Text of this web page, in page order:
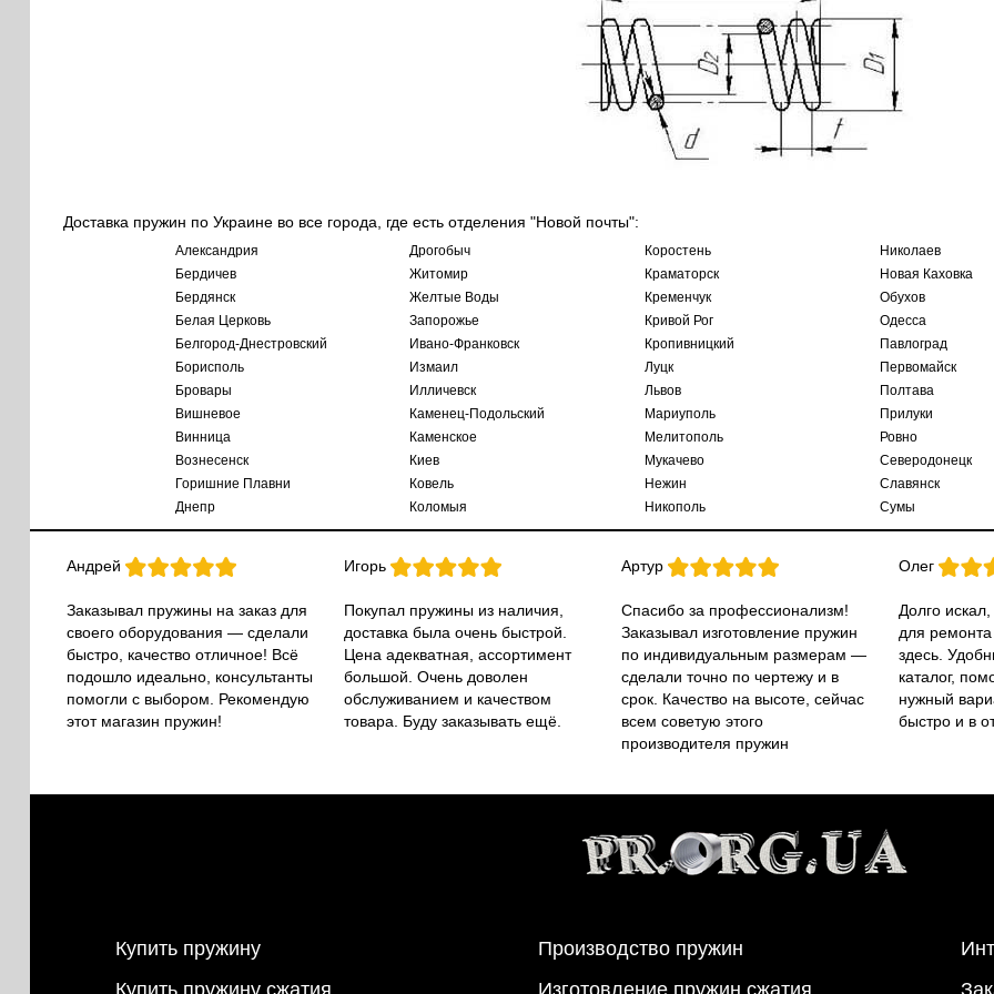
Доставка пружин по Украине во все города, где есть отделения "Новой почты":
Александрия
Бердичев
Бердянск
Белая Церковь
Белгород-Днестровский
Борисполь
Бровары
Вишневое
Винница
Вознесенск
Горишние Плавни
Днепр
Дрогобыч
Житомир
Желтые Воды
Запорожье
Ивано-Франковск
Измаил
Илличевск
Каменец-Подольский
Каменское
Киев
Ковель
Коломыя
Коростень
Краматорск
Кременчук
Кривой Рог
Кропивницкий
Луцк
Львов
Мариуполь
Мелитополь
Мукачево
Нежин
Никополь
Николаев
Новая Каховка
Обухов
Одесса
Павлоград
Первомайск
Полтава
Прилуки
Ровно
Северодонецк
Славянск
Сумы
Андрей
Заказывал пружины на заказ для
своего оборудования — сделали
быстро, качество отличное! Всё
подошло идеально, консультанты
помогли с выбором. Рекомендую
этот магазин пружин!
Игорь
Покупал пружины из наличия,
доставка была очень быстрой.
Цена адекватная, ассортимент
большой. Очень доволен
обслуживанием и качеством
товара. Буду заказывать ещё.
Артур
Спасибо за профессионализм!
Заказывал изготовление пружин
по индивидуальным размерам —
сделали точно по чертежу и в
срок. Качество на высоте, сейчас
всем советую этого
производителя пружин
Олег
Долго
для
здесь.
каталог,
нужный
быстро и в
Купить пружину
Производство пружин